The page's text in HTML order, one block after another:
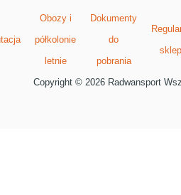
Obozy i
półkolonie
letnie
Dokumenty
do
pobrania
Copyright © 2026 Radwansport